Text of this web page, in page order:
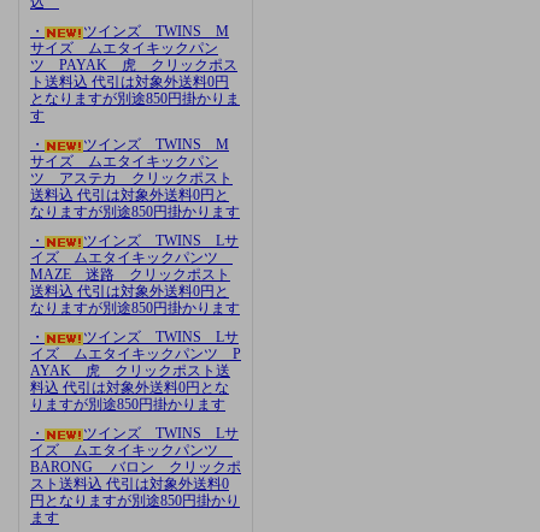
・
ツインズ TWINS M
サイズ ムエタイキックパン
ツ PAYAK 虎 クリックポス
ト送料込 代引は対象外送料0円
となりますが別途850円掛かりま
す
・
ツインズ TWINS M
サイズ ムエタイキックパン
ツ アステカ クリックポスト
送料込 代引は対象外送料0円と
なりますが別途850円掛かります
・
ツインズ TWINS Lサ
イズ ムエタイキックパンツ
MAZE 迷路 クリックポスト
送料込 代引は対象外送料0円と
なりますが別途850円掛かります
・
ツインズ TWINS Lサ
イズ ムエタイキックパンツ P
AYAK 虎 クリックポスト送
料込 代引は対象外送料0円とな
りますが別途850円掛かります
・
ツインズ TWINS Lサ
イズ ムエタイキックパンツ
BARONG バロン クリックポ
スト送料込 代引は対象外送料0
円となりますが別途850円掛かり
ます